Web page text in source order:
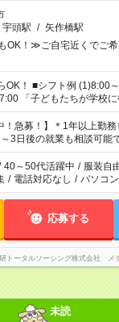
宇頭駅 / 矢作橋駅
OK！≫ご自宅近くでご希
(2)10:00～14:00
け働きたい」
て夕飯の準備がしたい」
トの時間にしたい」 な
のお仕事の勤務時間。
きません。
！急募！】＊1年以上勤
3日後の就業も相談可能
40～50代活躍中 / 服装自
/ 電話対応なし / パソコ
応募する
トータルソーシング株式会社 メ
未読